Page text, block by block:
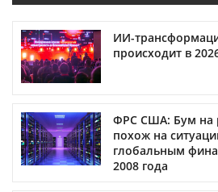
ИИ-
происходит в
ФРС США: Бум на
похож на
глобальным
2008 года